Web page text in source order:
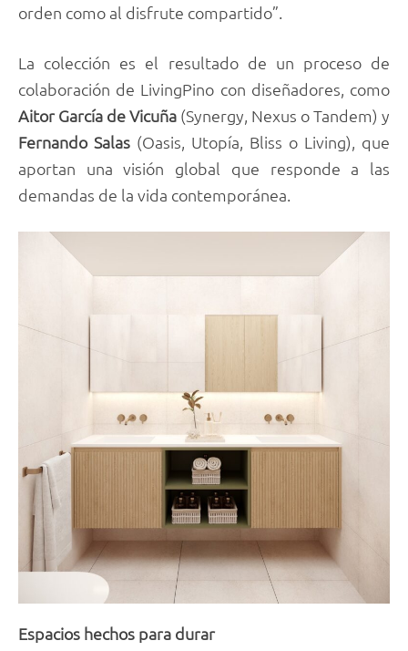
orden como al disfrute compartido”.
La colección es el resultado de un proceso de
colaboración de LivingPino con diseñadores, como
Aitor García de Vicuña (Synergy, Nexus o Tandem) y
Fernando Salas (Oasis, Utopía, Bliss o Living), que
aportan una visión global que responde a las
demandas de la vida contemporánea.
Espacios hechos para durar